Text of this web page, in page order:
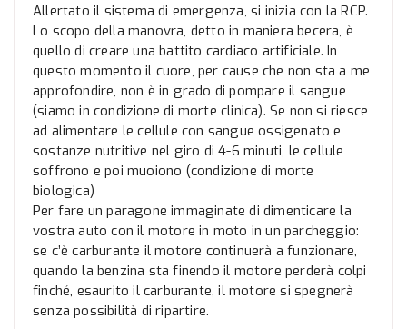
Allertato il sistema di emergenza, si inizia con la RCP.
Lo scopo della manovra, detto in maniera becera, è
quello di creare una battito cardiaco artificiale. In
questo momento il cuore, per cause che non sta a me
approfondire, non è in grado di pompare il sangue
(siamo in condizione di morte clinica). Se non si riesce
ad alimentare le cellule con sangue ossigenato e
sostanze nutritive nel giro di 4-6 minuti, le cellule
soffrono e poi muoiono (condizione di morte
biologica)
Per fare un paragone immaginate di dimenticare la
vostra auto con il motore in moto in un parcheggio:
se c’è carburante il motore continuerà a funzionare,
quando la benzina sta finendo il motore perderà colpi
finché, esaurito il carburante, il motore si spegnerà
senza possibilità di ripartire.